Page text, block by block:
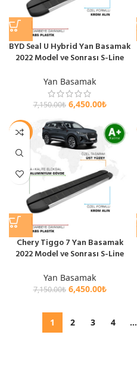
BYD Seal U Hybrid Yan Basamak
2022 Model ve Sonrası S-Line
Yan Basamak
7,150.00₺ 6,450.00₺
-10%
Chery Tiggo 7 Yan Basamak
2022 Model ve Sonrası S-Line
Yan Basamak
7,150.00₺ 6,450.00₺
1 2 3 4 …